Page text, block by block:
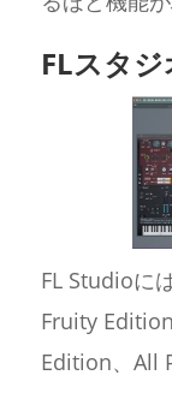
FLスタジ
FL Studioに
Fruity
Edition、All